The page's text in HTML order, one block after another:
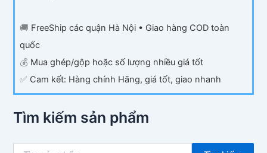
🚚 FreeShip các quận Hà Nội • Giao hàng COD toàn
quốc
💰 Mua ghép/gộp hoặc số lượng nhiều giá tốt
✅ Cam kết: Hàng chính Hãng, giá tốt, giao nhanh
Tìm kiếm sản phẩm